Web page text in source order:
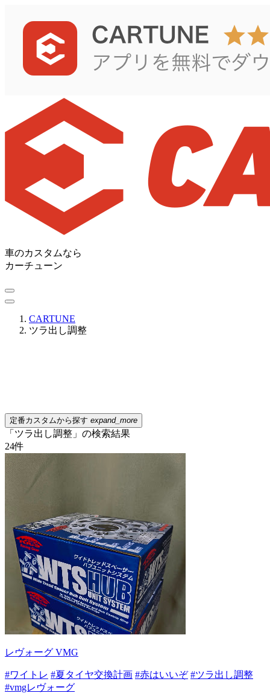
車のカスタムなら
カーチューン
CARTUNE
ツラ出し調整
定番カスタムから探す expand_more
「ツラ出し調整」の検索結果
24件
レヴォーグ VMG
#ワイトレ #夏タイヤ交換計画 #赤はいいぞ #ツラ出し調整
#vmgレヴォーグ